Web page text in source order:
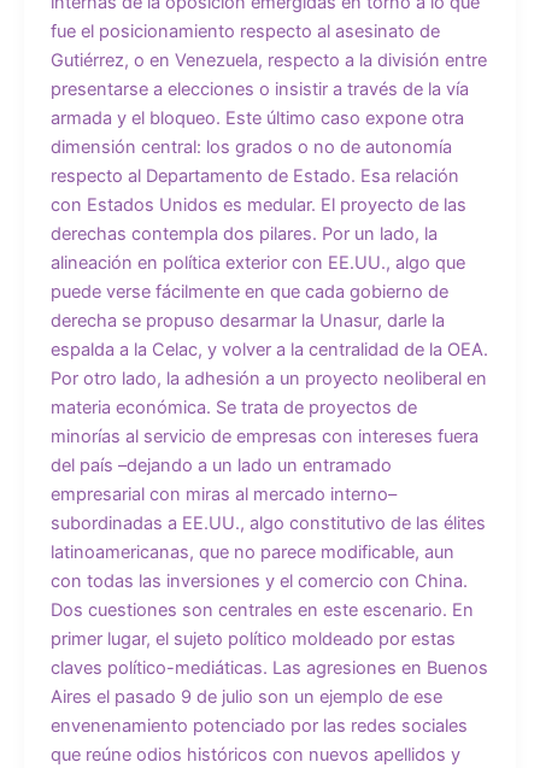
fue el posicionamiento respecto al asesinato de
Gutiérrez, o en Venezuela, respecto a la división entre
presentarse a elecciones o insistir a través de la vía
armada y el bloqueo. Este último caso expone otra
dimensión central: los grados o no de autonomía
respecto al Departamento de Estado. Esa relación
con Estados Unidos es medular. El proyecto de las
derechas contempla dos pilares. Por un lado, la
alineación en política exterior con EE.UU., algo que
puede verse fácilmente en que cada gobierno de
derecha se propuso desarmar la Unasur, darle la
espalda a la Celac, y volver a la centralidad de la OEA.
Por otro lado, la adhesión a un proyecto neoliberal en
materia económica. Se trata de proyectos de
minorías al servicio de empresas con intereses fuera
del país –dejando a un lado un entramado
empresarial con miras al mercado interno–
subordinadas a EE.UU., algo constitutivo de las élites
latinoamericanas, que no parece modificable, aun
con todas las inversiones y el comercio con China.
Dos cuestiones son centrales en este escenario. En
primer lugar, el sujeto político moldeado por estas
claves político-mediáticas. Las agresiones en Buenos
Aires el pasado 9 de julio son un ejemplo de ese
envenenamiento potenciado por las redes sociales
que reúne odios históricos con nuevos apellidos y